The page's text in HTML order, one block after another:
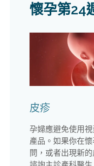
懷孕第24
皮疹
孕婦應避免使用
產品。如果你在
問，或者出現新